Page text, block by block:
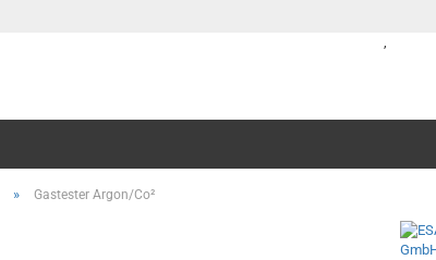
,
» Gastester Argon/Co²